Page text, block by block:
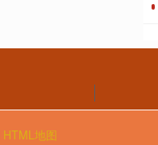
HTML地图